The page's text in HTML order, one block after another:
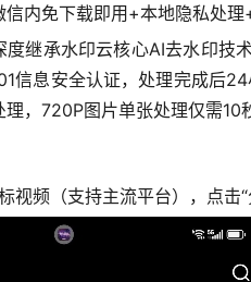
信内免下载即用+本地隐私处
度继承水印云核心AI去水印技
信息安全认证，处理完成后
理，720P图片单张处理仅需10
视频（支持主流平台），点击